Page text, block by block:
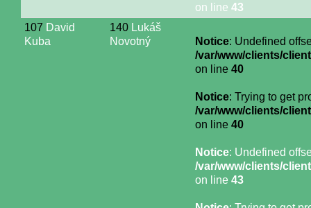
on line 43
107 David
Kuba
140 Lukáš
Novotný
Notice: Undefined
/var/www/clients/
on line 40
Notice: Trying to get
/var/www/clients/
on line 40
Notice: Undefined
/var/www/clients/
on line 43